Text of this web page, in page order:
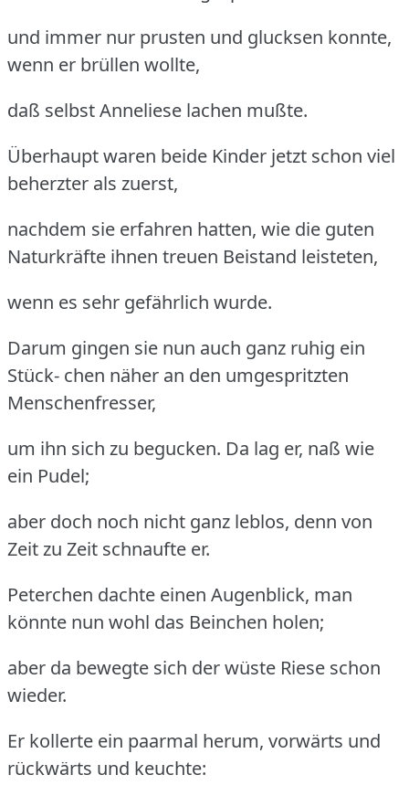
und immer nur prusten und glucksen konnte,
wenn er brüllen wollte,
daß selbst Anneliese lachen mußte.
Überhaupt waren beide Kinder jetzt schon viel
beherzter als zuerst,
nachdem sie erfahren hatten, wie die guten
Naturkräfte ihnen treuen Beistand leisteten,
wenn es sehr gefährlich wurde.
Darum gingen sie nun auch ganz ruhig ein
Stück- chen näher an den umgespritzten
Menschenfresser,
um ihn sich zu begucken. Da lag er, naß wie
ein Pudel;
aber doch noch nicht ganz leblos, denn von
Zeit zu Zeit schnaufte er.
Peterchen dachte einen Augenblick, man
könnte nun wohl das Beinchen holen;
aber da bewegte sich der wüste Riese schon
wieder.
Er kollerte ein paarmal herum, vorwärts und
rückwärts und keuchte: